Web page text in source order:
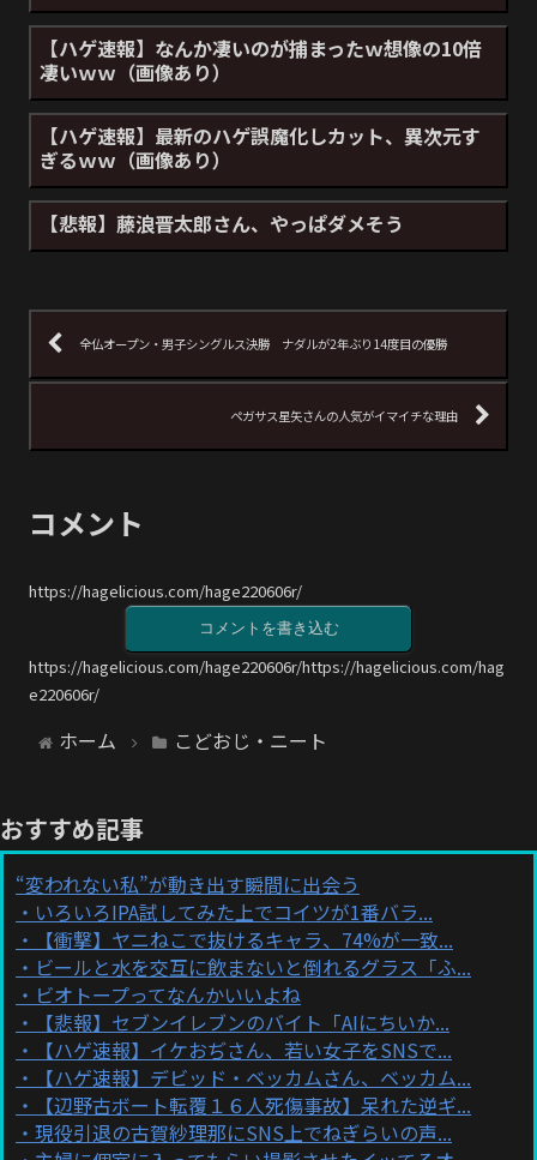
【ハゲ速報】なんか凄いのが捕まったｗ想像の10倍
凄いｗｗ（画像あり）
【ハゲ速報】最新のハゲ誤魔化しカット、異次元す
ぎるｗｗ（画像あり）
【悲報】藤浪晋太郎さん、やっぱダメそう
全仏オープン・男子シングルス決勝 ナダルが2年ぶり14度目の優勝
ペガサス星矢さんの人気がイマイチな理由
コメント
https://hagelicious.com/hage220606r/
コメントを書き込む
https://hagelicious.com/hage220606r/https://hagelicious.com/hag
e220606r/
ホーム こどおじ・ニート
おすすめ記事
“変われない私”が動き出す瞬間に出会う
いろいろIPA試してみた上でコイツが1番バラ...
【衝撃】ヤニねこで抜けるキャラ、74%が一致...
ビールと水を交互に飲まないと倒れるグラス「ふ...
ビオトープってなんかいいよね
【悲報】セブンイレブンのバイト「AIにちいか...
【ハゲ速報】イケおぢさん、若い女子をSNSで...
【ハゲ速報】デビッド・ベッカムさん、ベッカム...
【辺野古ボート転覆１６人死傷事故】呆れた逆ギ...
現役引退の古賀紗理那にSNS上でねぎらいの声...